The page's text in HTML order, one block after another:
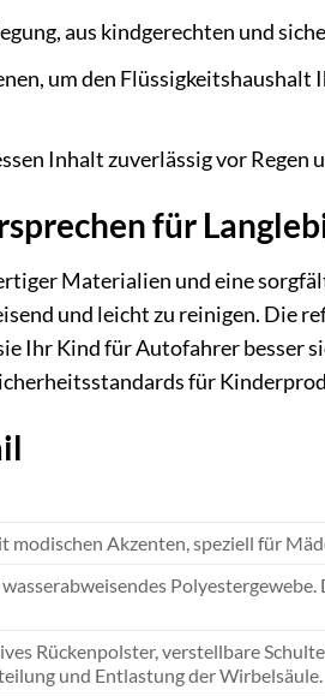
aus kindgerechten und
um den Flüssigkeitshaushalt
Inhalt zuverlässig vor Regen
für
Materialien und eine
und leicht zu reinigen. Die
Ihr Kind für Autofahrer besser
für
modischen Akzenten, speziell für
Rückenpolster, verstellbare
und Entlastung der Wirbelsäule.